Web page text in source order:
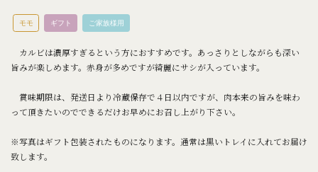
モモ ギフト ご家族様用
カルビは濃厚すぎるという方におすすめです。あっさりとしながらも深い
旨みが楽しめます。赤身が多めですが綺麗にサシが入っています。
賞味期限は、発送日より冷蔵保存で４日以内ですが、肉本来の旨みを味わ
って頂きたいのでできるだけお早めにお召し上がり下さい。
※写真はギフト包装されたものになります。通常は黒いトレイに入れてお届け
致します。